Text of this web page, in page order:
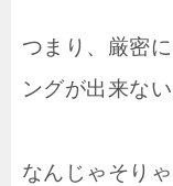
つまり、厳密
ングが出来な
なんじゃそり